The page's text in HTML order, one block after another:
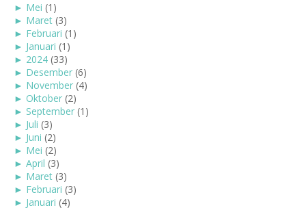
► Mei (1)
► Maret (3)
► Februari (1)
► Januari (1)
► 2024 (33)
► Desember (6)
► November (4)
► Oktober (2)
► September (1)
► Juli (3)
► Juni (2)
► Mei (2)
► April (3)
► Maret (3)
► Februari (3)
► Januari (4)